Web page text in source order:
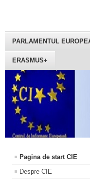
PARLAMENTUL
ERASMUS+
Pagina de start CIE
Despre CIE